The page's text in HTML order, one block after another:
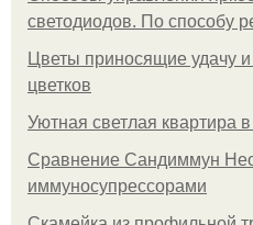
светодиодов. По способу
Цветы приносящие удачу
цветков
Уютная светлая квартира
Сравнение Сандиммун
иммуносупрессорами